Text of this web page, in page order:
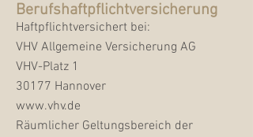
Berufshaftpflichtversicherung
Haftpflichtversichert bei:
VHV Allgemeine Versicherung AG
VHV-Platz 1
30177 Hannover
www.vhv.de
Räumlicher Geltungsbereich der